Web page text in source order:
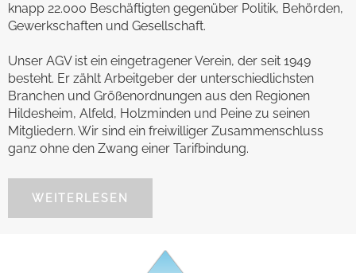
knapp 22.000 Beschäftigten gegenüber Politik, Behörden,
Gewerkschaften und Gesellschaft.
Unser AGV ist ein eingetragener Verein, der seit 1949
besteht. Er zählt Arbeitgeber der unterschiedlichsten
Branchen und Größenordnungen aus den Regionen
Hildesheim, Alfeld, Holzminden und Peine zu seinen
Mitgliedern. Wir sind ein freiwilliger Zusammenschluss
ganz ohne den Zwang einer Tarifbindung.
WEITERLESEN